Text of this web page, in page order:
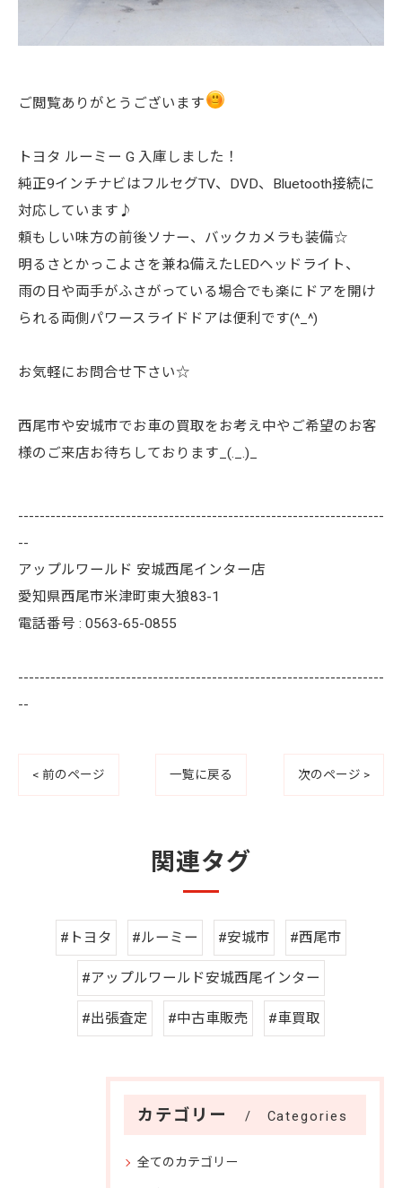
ご閲覧ありがとうございます
トヨタ ルーミー G 入庫しました！
純正9インチナビはフルセグTV、DVD、Bluetooth接続に
対応しています♪
頼もしい味方の前後ソナー、バックカメラも装備☆
明るさとかっこよさを兼ね備えたLEDヘッドライト、
雨の日や両手がふさがっている場合でも楽にドアを開け
られる両側パワースライドドアは便利です(^_^)
お気軽にお問合せ下さい☆
西尾市や安城市でお車の買取をお考え中やご希望のお客
様のご来店お待ちしております_(._.)_
--------------------------------------------------------------------
--
アップルワールド 安城西尾インター店
愛知県西尾市米津町東大狼83-1
電話番号 : 0563-65-0855
--------------------------------------------------------------------
--
< 前のページ 一覧に戻る 次のページ >
関連タグ
#トヨタ #ルーミー #安城市 #西尾市
#アップルワールド安城西尾インター
#出張査定 #中古車販売 #車買取
カテゴリー Categories
全てのカテゴリー